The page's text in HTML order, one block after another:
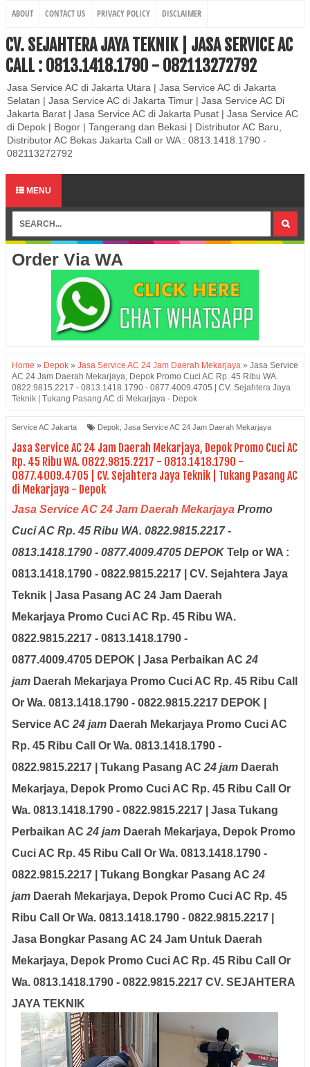
ABOUT CONTACT US PRIVACY POLICY DISCLAIMER
CV. SEJAHTERA JAYA TEKNIK | JASA SERVICE AC
CALL : 0813.1418.1790 - 082113272792
Jasa Service AC di Jakarta Utara | Jasa Service AC di Jakarta
Selatan | Jasa Service AC di Jakarta Timur | Jasa Service AC Di
Jakarta Barat | Jasa Service AC di Jakarta Pusat | Jasa Service AC
di Depok | Bogor | Tangerang dan Bekasi | Distributor AC Baru,
Distributor AC Bekas Jakarta Call or WA : 0813.1418.1790 -
082113272792
MENU
Order Via WA
Home » Depok » Jasa Service AC 24 Jam Daerah Mekarjaya » Jasa Service
AC 24 Jam Daerah Mekarjaya, Depok Promo Cuci AC Rp. 45 Ribu WA.
0822.9815.2217 - 0813.1418.1790 - 0877.4009.4705 | CV. Sejahtera Jaya
Teknik | Tukang Pasang AC di Mekarjaya - Depok
Service AC Jakarta Depok Jasa Service AC 24 Jam Daerah Mekarjaya
Jasa Service AC 24 Jam Daerah Mekarjaya, Depok Promo Cuci AC
Rp. 45 Ribu WA. 0822.9815.2217 - 0813.1418.1790 -
0877.4009.4705 | CV. Sejahtera Jaya Teknik | Tukang Pasang AC
di Mekarjaya - Depok
Jasa Service AC 24 Jam Daerah Mekarjaya Promo
Cuci AC Rp. 45 Ribu WA. 0822.9815.2217 -
0813.1418.1790 - 0877.4009.4705 DEPOKTelp or WA :
0813.1418.1790 - 0822.9815.2217 | CV. Sejahtera Jaya
Teknik | Jasa Pasang AC 24 Jam Daerah
Mekarjaya Promo Cuci AC Rp. 45 Ribu WA.
0822.9815.2217 - 0813.1418.1790 -
0877.4009.4705 DEPOK | Jasa Perbaikan AC 24
jam Daerah Mekarjaya Promo Cuci AC Rp. 45 Ribu Call
Or Wa. 0813.1418.1790 - 0822.9815.2217 DEPOK |
Service AC 24 jam Daerah Mekarjaya Promo Cuci AC
Rp. 45 Ribu Call Or Wa. 0813.1418.1790 -
0822.9815.2217 | Tukang Pasang AC 24 jam Daerah
Mekarjaya, Depok Promo Cuci AC Rp. 45 Ribu Call Or
Wa. 0813.1418.1790 - 0822.9815.2217 | Jasa Tukang
Perbaikan AC 24 jam Daerah Mekarjaya, Depok Promo
Cuci AC Rp. 45 Ribu Call Or Wa. 0813.1418.1790 -
0822.9815.2217 | Tukang Bongkar Pasang AC 24
jam Daerah Mekarjaya, Depok Promo Cuci AC Rp. 45
Ribu Call Or Wa. 0813.1418.1790 - 0822.9815.2217 |
Jasa Bongkar Pasang AC 24 Jam Untuk Daerah
Mekarjaya, Depok Promo Cuci AC Rp. 45 Ribu Call Or
Wa. 0813.1418.1790 - 0822.9815.2217 CV. SEJAHTERA
JAYA TEKNIK